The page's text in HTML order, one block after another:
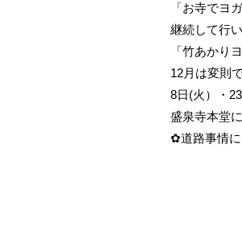
「お寺でヨ
継続して行
「竹あかり
12月は変則
8日(火）・
盛泉寺本堂
✿道路事情に